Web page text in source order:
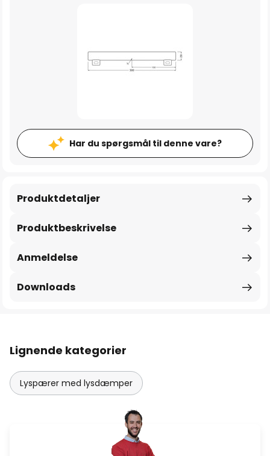
Har du spørgsmål til denne vare?
Produktbeskrivelse
Produktdetaljer
Anmeldelse
Downloads
Lignende kategorier
Lyspærer med lysdæmper